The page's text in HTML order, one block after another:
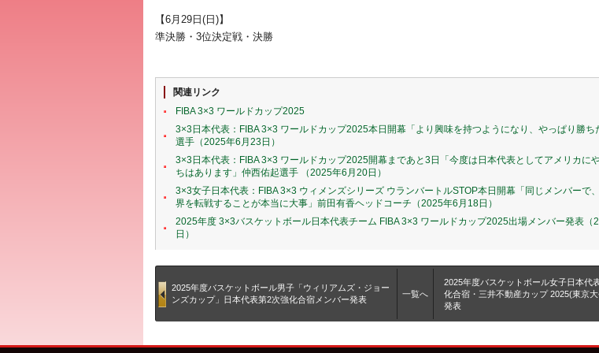
【6月29日(日)】
準決勝・3位決定戦・決勝
関連リンク
FIBA 3×3 ワールドカップ2025
3×3日本代表：FIBA 3×3 ワールドカップ2025本日開幕「より興味を持つようになり、やっぱり勝ち
選手（2025年6月23日）
3×3日本代表：FIBA 3×3 ワールドカップ2025開幕まであと3日「今度は日本代表としてアメリカに
ちはあります」仲西佑起選手 （2025年6月20日）
3×3女子日本代表：FIBA 3×3 ウィメンズシリーズ ウランバートルSTOP本日開幕「同じメンバーで
界を転戦することが本当に大事」前田有香ヘッドコーチ（2025年6月18日）
2025年度 3×3バスケットボール日本代表チーム FIBA 3×3 ワールドカップ2025出場メンバー発表（
日）
2025年度バスケットボール男子「ウィリアムズ・ジョー
ンズカップ」日本代表第2次強化合宿メンバー発表
一覧へ
2025年度バスケットボール女子日本代
化合宿・三井不動産カップ 2025(東京
発表